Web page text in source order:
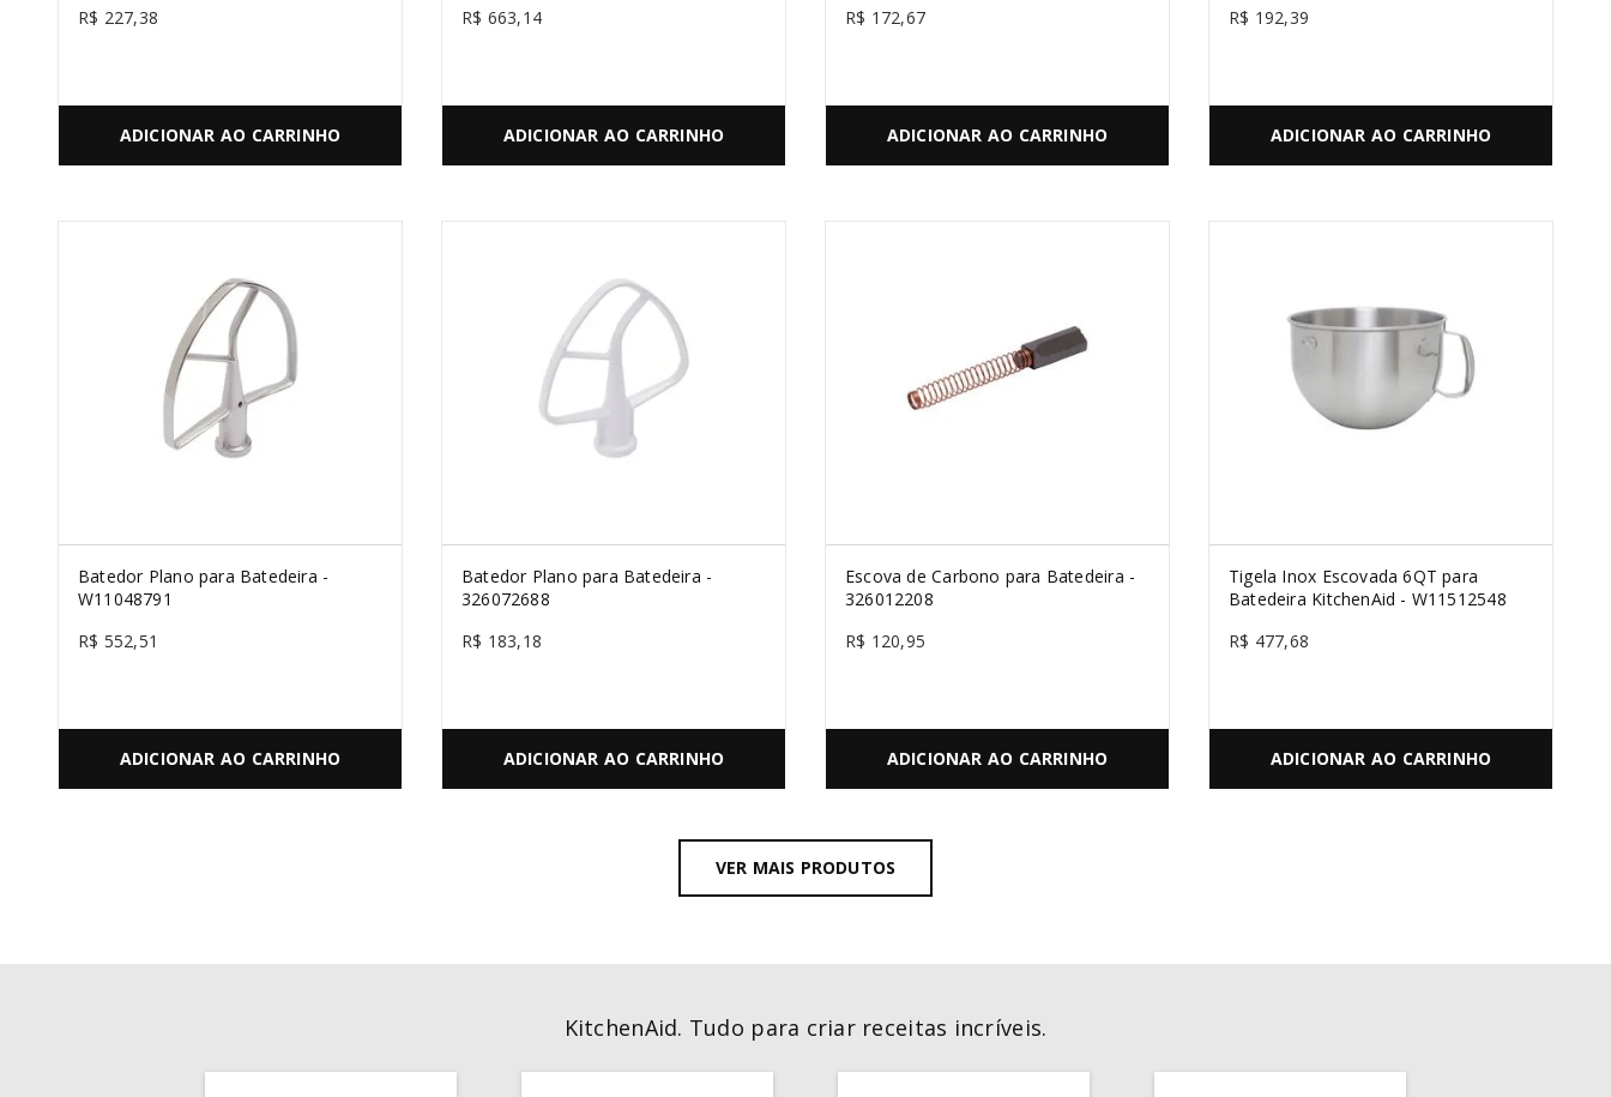
R$ 227,38
ADICIONAR AO CARRINHO
R$ 663,14
ADICIONAR AO CARRINHO
R$ 172,67
ADICIONAR AO CARRINHO
R$ 192,39
ADICIONAR AO CARRINHO
Batedor Plano para Batedeira -
W11048791
R$ 552,51
ADICIONAR AO CARRINHO
Batedor Plano para Batedeira -
326072688
R$ 183,18
ADICIONAR AO CARRINHO
Escova de Carbono para Batedeira -
326012208
R$ 120,95
ADICIONAR AO CARRINHO
Tigela Inox Escovada 6QT para
Batedeira KitchenAid - W11512548
R$ 477,68
ADICIONAR AO CARRINHO
VER MAIS PRODUTOS
KitchenAid. Tudo para criar receitas incríveis.